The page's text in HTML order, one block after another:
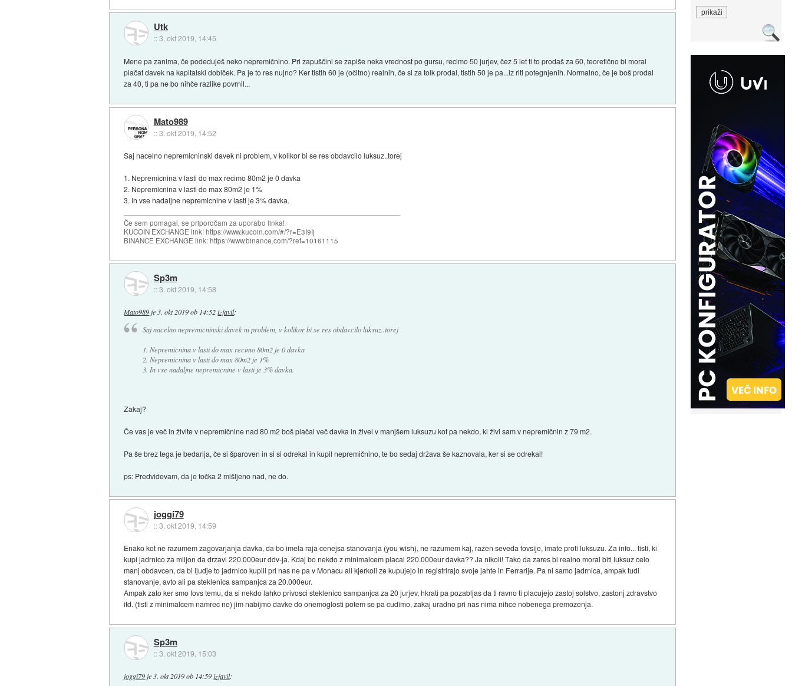
Utk
::3. okt 2019, 14:45
Mene pa zanima, če podeduješ neko nepremičnino. Pri zapuščini se zapiše neka vrednost po gursu, recimo 50 jurjev, čez 5 let ti to prodaš za 60, teoretično bi moral
plačat davek na kapitalski dobiček. Pa je to res nujno? Ker tistih 60 je (očitno) realnih, če si za tolk prodal, tistih 50 je pa...iz riti potegnjenih. Normalno, če je boš prodal
za 40, ti pa ne bo nihče razlike povrnil...
Mato989
::3. okt 2019, 14:52
Saj nacelno nepremicninski davek ni problem, v kolikor bi se res obdavcilo luksuz..torej
1. Nepremicnina v lasti do max recimo 80m2 je 0 davka
2. Nepremicnina v lasti do max 80m2 je 1%
3. In vse nadaljne nepremicnine v lasti je 3% davka.
Če sem pomagal, se priporočam za uporabo linka!
KUCOIN EXCHANGE link: https://www.kucoin.com/#/?r=E3I9Ij
BINANCE EXCHANGE link: https://www.binance.com/?ref=10161115
Sp3m
::3. okt 2019, 14:58
Mato989 je 3. okt 2019 ob 14:52 izjavil:
Saj nacelno nepremicninski davek ni problem, v kolikor bi se res obdavcilo luksuz..torej
1. Nepremicnina v lasti do max recimo 80m2 je 0 davka
2. Nepremicnina v lasti do max 80m2 je 1%
3. In vse nadaljne nepremicnine v lasti je 3% davka.
Zakaj?
Če vas je več in živite v nepremičnine nad 80 m2 boš plačal več davka in živel v manjšem luksuzu kot pa nekdo, ki živi sam v nepremičnin z 79 m2.
Pa še brez tega je bedarija, če si šparoven in si si odrekal in kupil nepremičnino, te bo sedaj država še kaznovala, ker si se odrekal!
ps: Predvidevam, da je točka 2 mišljeno nad, ne do.
joggi79
::3. okt 2019, 14:59
Enako kot ne razumem zagovarjanja davka, da bo imela raja cenejsa stanovanja (you wish), ne razumem kaj, razen seveda fovsije, imate proti luksuzu. Za info... tisti, ki
kupi jadrnico za miljon da drzavi 220.000eur ddv-ja. Kdaj bo nekdo z minimalcem placal 220.000eur davka?? Ja nikoli! Tako da zares bi realno moral biti luksuz celo
manj obdavcen, da bi ljudje to jadrnico kupili pri nas ne pa v Monacu ali kjerkoli ze kupujejo in registrirajo svoje jahte in Ferrarije. Pa ni samo jadrnica, ampak tudi
stanovanje, avto ali pa steklenica sampanjca za 20.000eur.
Ampak zato ker smo fovs temu, da si nekdo lahko privosci steklenico sampanjca za 20 jurjev, hkrati pa pozabljas da ti ravno ti placujejo zastoj solstvo, zastonj zdravstvo
itd. (tisti z minimalcem namrec ne) jim nabijmo davke do onemoglosti potem se pa cudimo, zakaj uradno pri nas nima nihce nobenega premozenja.
Sp3m
::3. okt 2019, 15:03
joggi79 je 3. okt 2019 ob 14:59 izjavil: